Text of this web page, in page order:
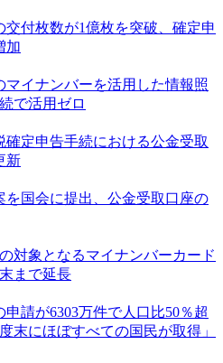
交付枚数が1億枚を突破、確定申
加
マイナンバーを活用した情報照
で活用ゼロ
確定申告手続における公金受取
新
を国会に提出、公金受取口座の
対象となるマイナンバーカード
まで延長
請が6303万件で人口比50％超
末にほぼすべての国民が取得」